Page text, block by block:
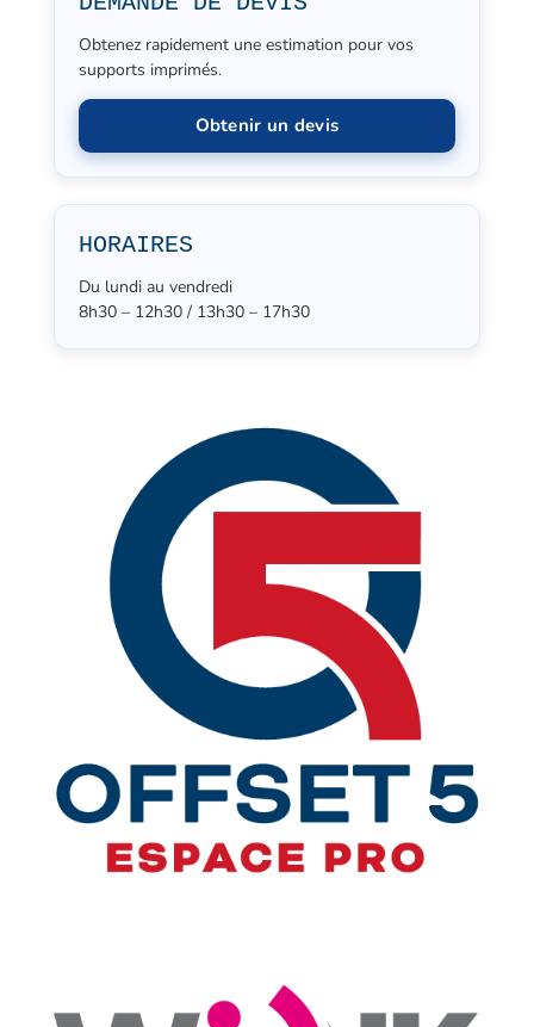
Obtenez rapidement une estimation pour vos
supports imprimés.
Obtenir un devis
HORAIRES
Du lundi au vendredi
8h30 – 12h30 / 13h30 – 17h30